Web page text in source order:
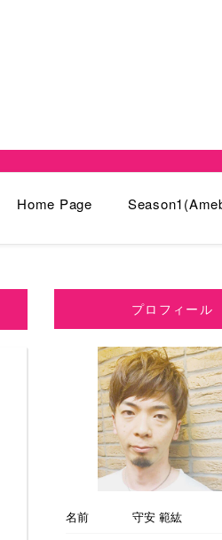
Home Page
プロフィール
名前
守安 範紘